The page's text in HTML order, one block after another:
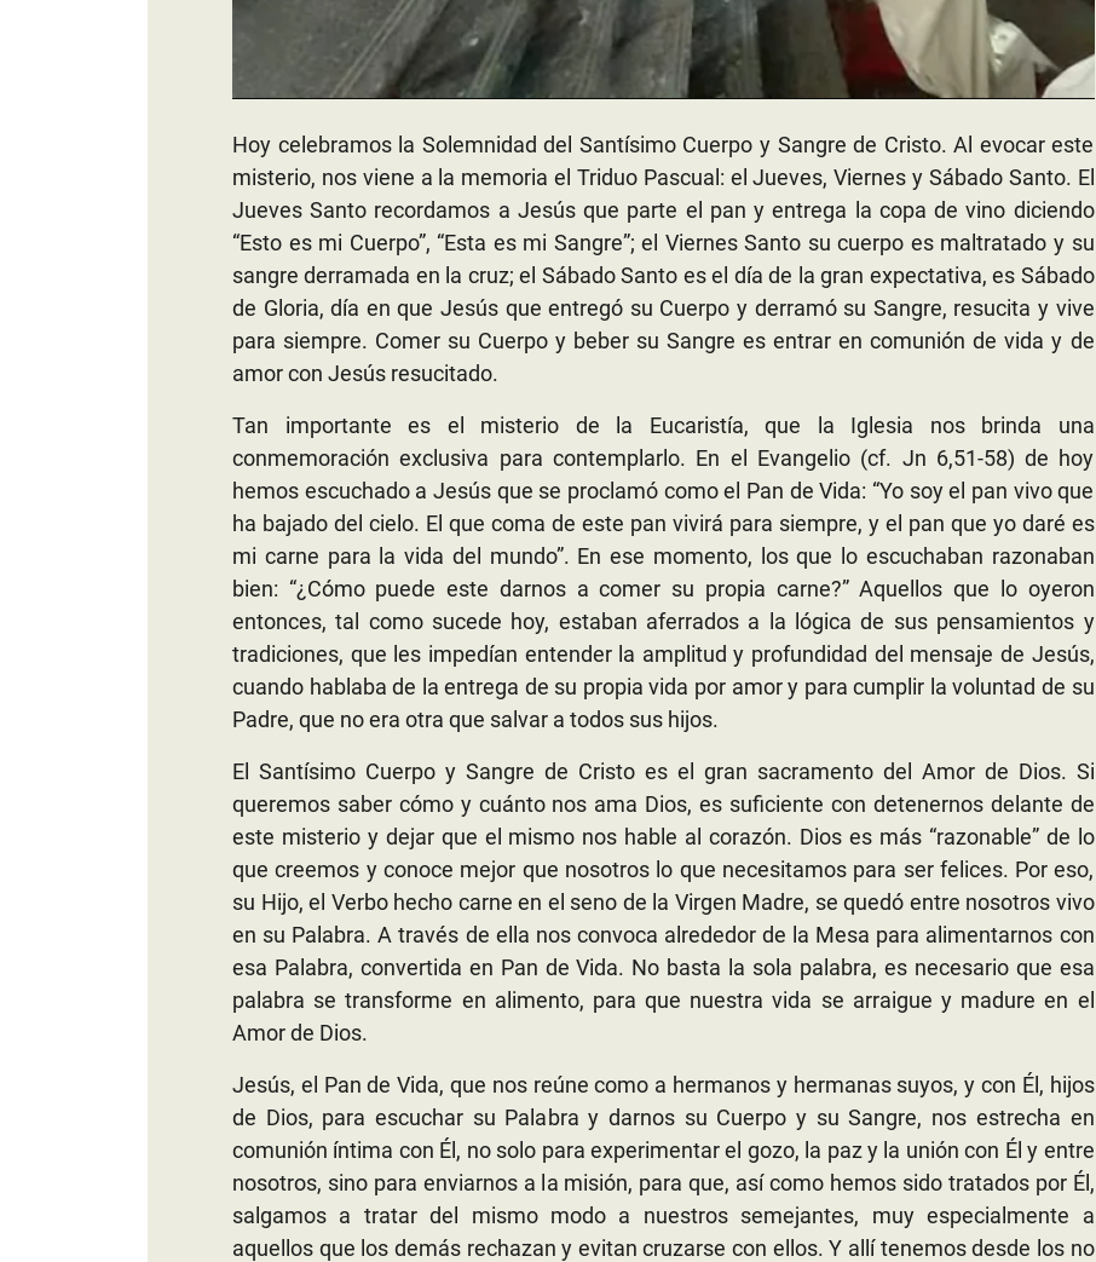
Hoy celebramos la Solemnidad del Santísimo Cuerpo y Sangre de Cristo. Al evocar este
misterio, nos viene a la memoria el Triduo Pascual: el Jueves, Viernes y Sábado Santo. El
Jueves Santo recordamos a Jesús que parte el pan y entrega la copa de vino diciendo
“Esto es mi Cuerpo”, “Esta es mi Sangre”; el Viernes Santo su cuerpo es maltratado y su
sangre derramada en la cruz; el Sábado Santo es el día de la gran expectativa, es Sábado
de Gloria, día en que Jesús que entregó su Cuerpo y derramó su Sangre, resucita y vive
para siempre. Comer su Cuerpo y beber su Sangre es entrar en comunión de vida y de
amor con Jesús resucitado.
Tan importante es el misterio de la Eucaristía, que la Iglesia nos brinda una
conmemoración exclusiva para contemplarlo. En el Evangelio (cf. Jn 6,51-58) de hoy
hemos escuchado a Jesús que se proclamó como el Pan de Vida: “Yo soy el pan vivo que
ha bajado del cielo. El que coma de este pan vivirá para siempre, y el pan que yo daré es
mi carne para la vida del mundo”. En ese momento, los que lo escuchaban razonaban
bien: “¿Cómo puede este darnos a comer su propia carne?” Aquellos que lo oyeron
entonces, tal como sucede hoy, estaban aferrados a la lógica de sus pensamientos y
tradiciones, que les impedían entender la amplitud y profundidad del mensaje de Jesús,
cuando hablaba de la entrega de su propia vida por amor y para cumplir la voluntad de su
Padre, que no era otra que salvar a todos sus hijos.
El Santísimo Cuerpo y Sangre de Cristo es el gran sacramento del Amor de Dios. Si
queremos saber cómo y cuánto nos ama Dios, es suficiente con detenernos delante de
este misterio y dejar que el mismo nos hable al corazón. Dios es más “razonable” de lo
que creemos y conoce mejor que nosotros lo que necesitamos para ser felices. Por eso,
su Hijo, el Verbo hecho carne en el seno de la Virgen Madre, se quedó entre nosotros vivo
en su Palabra. A través de ella nos convoca alrededor de la Mesa para alimentarnos con
esa Palabra, convertida en Pan de Vida. No basta la sola palabra, es necesario que esa
palabra se transforme en alimento, para que nuestra vida se arraigue y madure en el
Amor de Dios.
Jesús, el Pan de Vida, que nos reúne como a hermanos y hermanas suyos, y con Él, hijos
de Dios, para escuchar su Palabra y darnos su Cuerpo y su Sangre, nos estrecha en
comunión íntima con Él, no solo para experimentar el gozo, la paz y la unión con Él y entre
nosotros, sino para enviarnos a la misión, para que, así como hemos sido tratados por Él,
salgamos a tratar del mismo modo a nuestros semejantes, muy especialmente a
aquellos que los demás rechazan y evitan cruzarse con ellos. Y allí tenemos desde los no